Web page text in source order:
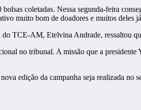
coletadas. Nessa segunda-feira
muito bom de doadores e muitos deles
TCE-AM, Etelvina Andrade, ressaltou
no tribunal. A missão que a
edição da campanha seja realizada no